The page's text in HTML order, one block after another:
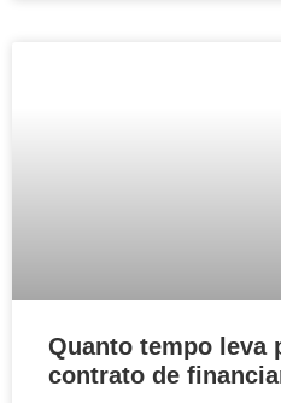
Quanto tempo leva
contrato de